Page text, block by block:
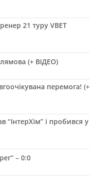
21 туру VBET
(+ ВІДЕО)
перемога! (+
“ІнтерХім” і пробився у
– 0:0